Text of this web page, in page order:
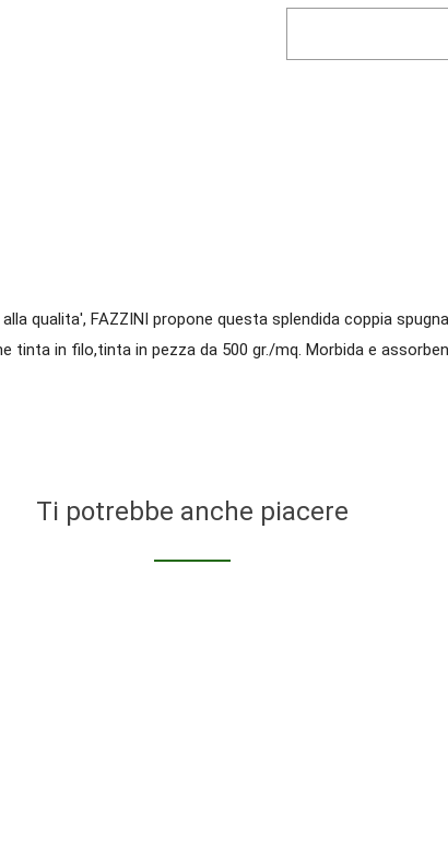
qualita', FAZZINI propone questa splendida coppia
tinta in filo,tinta in pezza da 500 gr./mq. Morbida e
Ti potrebbe anche piacere